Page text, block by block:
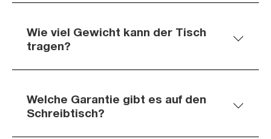
Wie viel Gewicht kann der Tisch
tragen?
Welche Garantie gibt es auf den
Schreibtisch?